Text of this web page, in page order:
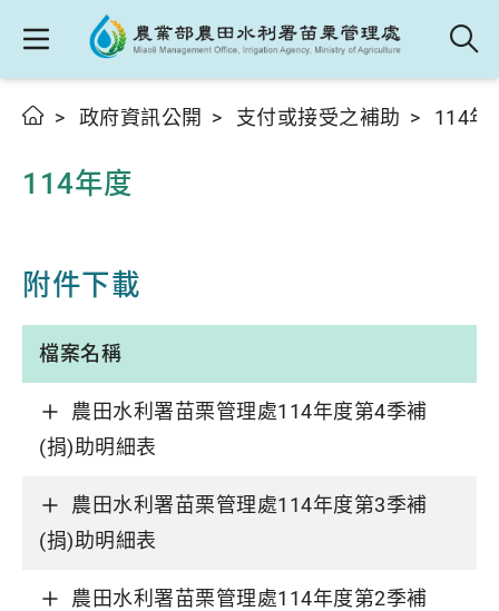
政府資訊公開 支付或接受之補助 114年
114年度
附件下載
檔案名稱
農田水利署苗栗管理處114年度第4季補
(捐)助明細表
農田水利署苗栗管理處114年度第3季補
(捐)助明細表
農田水利署苗栗管理處114年度第2季補